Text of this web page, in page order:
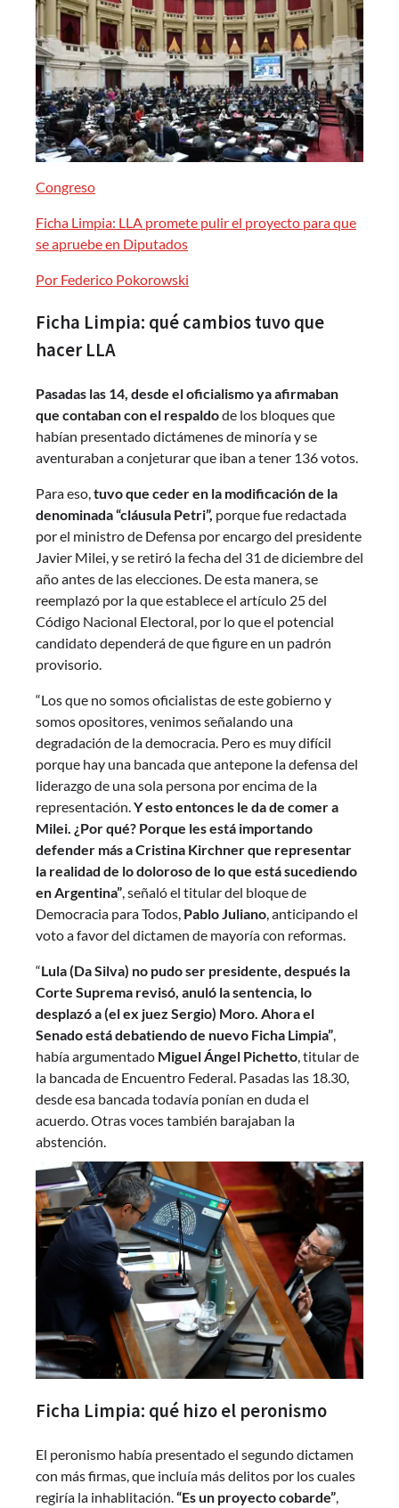
Congreso
Ficha Limpia: LLA promete pulir el proyecto para que
se apruebe en Diputados
Por Federico Pokorowski
Ficha Limpia: qué cambios tuvo que
hacer LLA
Pasadas las 14, desde el oficialismo ya afirmaban
que contaban con el respaldode los bloques que
habían presentado dictámenes de minoría y se
aventuraban a conjeturar que iban a tener 136 votos.
Para eso,tuvo que ceder en la modificación de la
denominada “cláusula Petri”, porque fue redactada
por el ministro de Defensa por encargo del presidente
Javier Milei, y se retiró la fecha del 31 de diciembre del
año antes de las elecciones. De esta manera, se
reemplazó por la que establece el artículo 25 del
Código Nacional Electoral, por lo que el potencial
candidato dependerá de que figure en un padrón
provisorio.
“Los que no somos oficialistas de este gobierno y
somos opositores, venimos señalando una
degradación de la democracia. Pero es muy difícil
porque hay una bancada que antepone la defensa del
liderazgo de una sola persona por encima de la
representación.Y esto entonces le da de comer a
Milei. ¿Por qué? Porque les está importando
defender más a Cristina Kirchner que representar
la realidad de lo doloroso de lo que está sucediendo
en Argentina”, señaló el titular del bloque de
Democracia para Todos, Pablo Juliano, anticipando el
voto a favor del dictamen de mayoría con reformas.
“Lula (Da Silva) no pudo ser presidente, después la
Corte Suprema revisó, anuló la sentencia, lo
desplazó a (el ex juez Sergio) Moro. Ahora el
Senado está debatiendo de nuevo Ficha Limpia”,
había argumentado Miguel Ángel Pichetto, titular de
la bancada de Encuentro Federal. Pasadas las 18.30,
desde esa bancada todavía ponían en duda el
acuerdo. Otras voces también barajaban la
abstención.
Ficha Limpia: qué hizo el peronismo
El peronismo había presentado el segundo dictamen
con más firmas, que incluía más delitos por los cuales
regiría la inhablitación.“Es un proyecto cobarde”,